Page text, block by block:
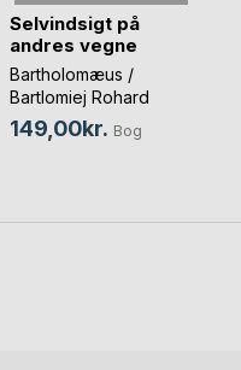
Selvindsigt på
andres vegne
Bartholomæus /
Bartlomiej Rohard
Warszawski
149,00kr. Bog